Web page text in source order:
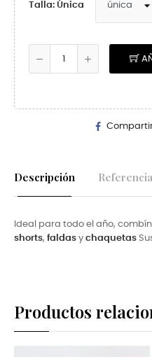
Talla: Única
Descripción Referencia
Ideal para todo el año,
shorts, faldas y chaquetas
Productos